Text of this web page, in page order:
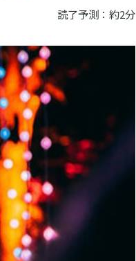
読了予測：約2分